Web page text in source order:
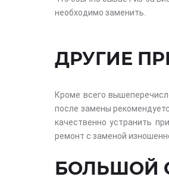
необходимо заменить.
ДРУГИЕ
Кроме всего
после замены
качественно устранить
ремонт с заменой
БОЛЬШОЙ